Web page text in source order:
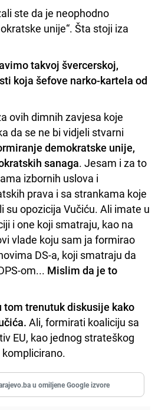
ste da je neophodno
unije“. Šta stoji iza
takvoj švercerskoj,
koja šefove narko-kartela od
ovih dimnih zavjesa koje
da se ne bi vidjeli stvarni
demokratske unije,
sanaga. Jesam i za to
izbornih uslova i
prava i sa strankama koje
su opozicija Vučiću. Ali imate u
i one koji smatraju, kao na
vlade koju sam ja formirao
DS-a, koji smatraju da
om... Mislim da je to
tom trenutuk diskusije kako
Ali, formirati koaliciju sa
EU, kao jednog strateškog
u omiljene Google izvore